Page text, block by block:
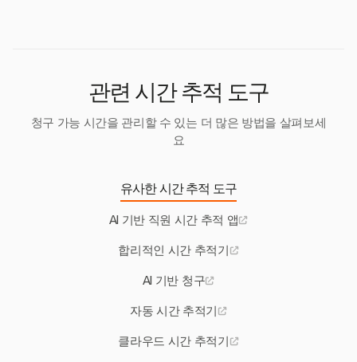
관련 시간 추적 도구
청구 가능 시간을 관리할 수 있는 더 많은 방법을 살펴보세
요
유사한 시간 추적 도구
AI 기반 직원 시간 추적 앱
합리적인 시간 추적기
AI 기반 청구
자동 시간 추적기
클라우드 시간 추적기